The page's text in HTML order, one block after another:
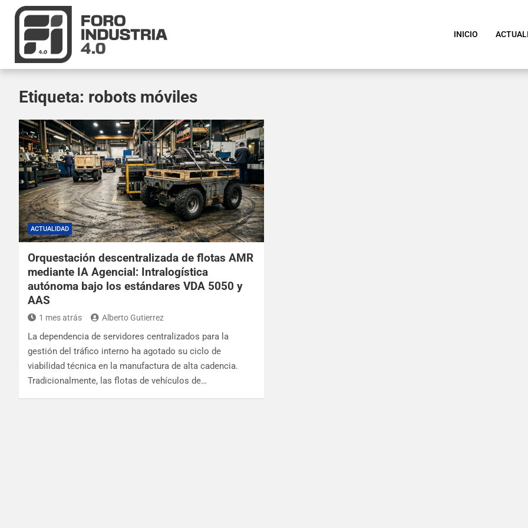
INICIO
Etiqueta: robots móviles
ACTUALIDAD
Orquestación descentralizada de flotas AMR
mediante IA Agencial: Intralogística
autónoma bajo los estándares VDA 5050 y
AAS
1 mes atrás Alberto Gutierrez
La dependencia de servidores centralizados para la
gestión del tráfico interno ha agotado su ciclo de
viabilidad técnica en la manufactura de alta cadencia.
Tradicionalmente, las flotas de vehículos de…